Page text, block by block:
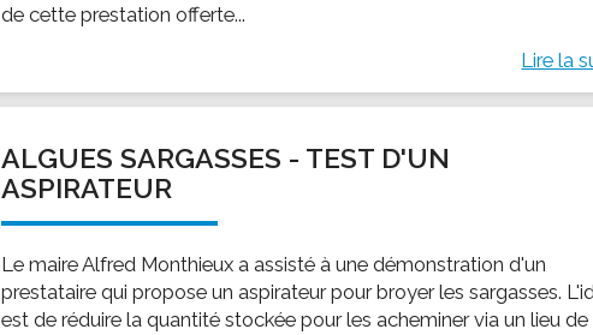
de cette prestation offerte...
Lire la
ALGUES SARGASSES - TEST D'UN
ASPIRATEUR
Le maire Alfred Monthieux a assisté à une démonstration d'un
prestataire qui propose un aspirateur pour broyer les sargasses.
est de réduire la quantité stockée pour les acheminer via un lieu de